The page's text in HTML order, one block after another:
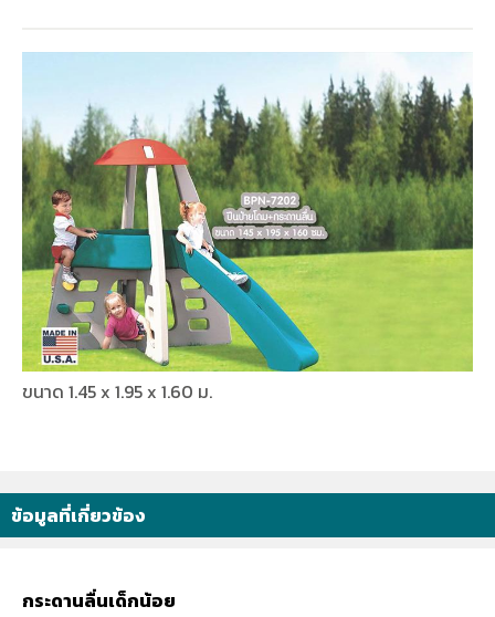
ขนาด 1.45 x 1.95 x 1.60 ม.
ข้อมูลที่เกี่ยวข้อง
กระดานลื่นเด็กน้อย